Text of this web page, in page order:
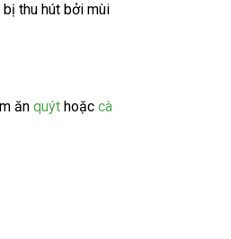
thu hút bởi mùi
ăn quýt hoặc cà